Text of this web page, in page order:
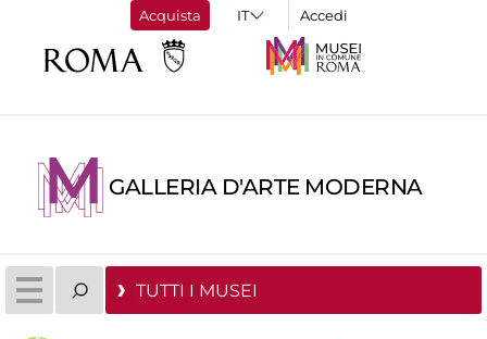
Acquista Accedi
GALLERIA D'ARTE MODERNA
TUTTI I MUSEI